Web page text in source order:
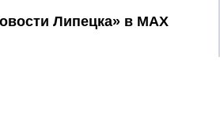
Принять